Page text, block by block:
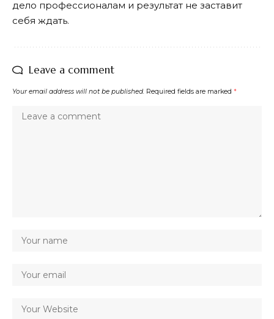
дело профессионалам и результат не заставит
себя ждать.
Leave a comment
Your email address will not be published. Required fields are marked *